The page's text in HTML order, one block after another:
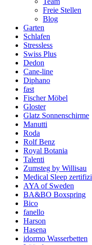
Freie Stellen
Blog
Garten
Schlafen
Stressless
Swiss Plus
Dedon
Cane-line
Diphano
fast
Fischer Möbel
Gloster
Glatz Sonnenschirme
Manutti
Roda
Rolf Benz
Royal Botania
Talenti
Zumsteg by Willisau
Medical Sleep
AYA of Sweden
BA&BO Boxspring
Bico
fanello
Harson
Hasena
idormo Wasserbetten